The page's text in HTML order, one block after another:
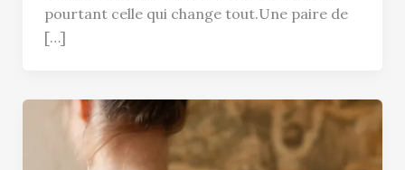
pourtant celle qui change tout.Une paire de
[…]